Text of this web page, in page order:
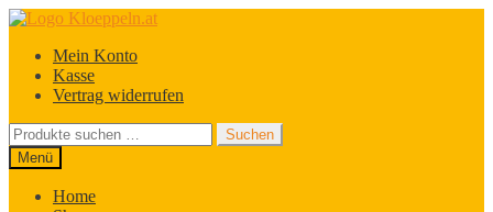
Zur
springen
Zum
springenMein Konto
Kasse
Vertrag widerrufen
Suchen
nach:
Suchen
Menü
Home